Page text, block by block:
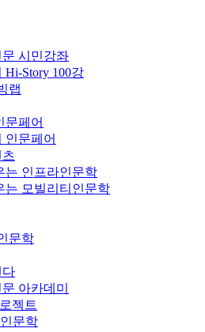
시민강좌
Hi-Story 100강
랩
문페어
인문페어
는 인프라인문학
는 모빌리티인문학
문학
다
아카데미
젝트
문학